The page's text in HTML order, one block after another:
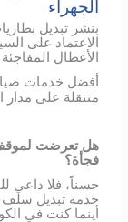
الجهراء
بنشر تبديل
الاعتماد على
الأعطال
أفضل خدمات
متنقلة على مدار
هل تعرضت
فجأة؟
حسناً، فلا داعي
خدمة تبديل سلف
أينما كنت في